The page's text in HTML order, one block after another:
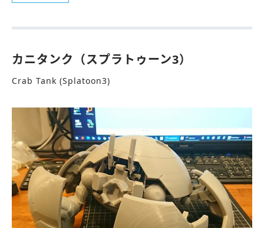
カニタンク（スプラトゥーン3）
Crab Tank (Splatoon3)